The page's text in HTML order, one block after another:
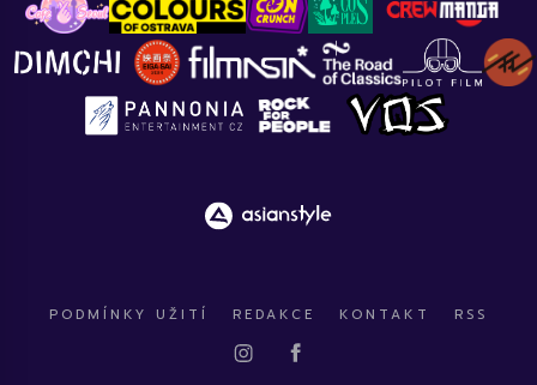
PODMÍNKY UŽITÍ REDAKCE KONTAKT RSS